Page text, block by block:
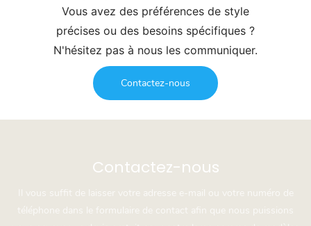
Vous avez des préférences de style
précises ou des besoins spécifiques ?
N'hésitez pas à nous les communiquer.
Contactez-nous
Contactez-nous
Il vous suffit de laisser votre adresse e-mail ou votre numéro de
téléphone dans le formulaire de contact afin que nous puissions